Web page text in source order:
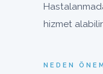
hizmet
NEDEN